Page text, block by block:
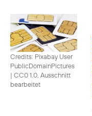
Credits: Pixabay User
PublicDomainPictures
| CC0 1.0, Ausschnitt
bearbeitet